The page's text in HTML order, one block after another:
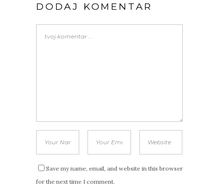
DODAJ KOMENTAR
Save my name, email, and website in this browser
for the next time I comment.